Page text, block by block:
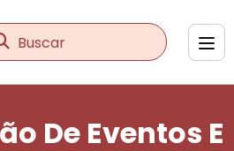
Buscar
De Eventos E